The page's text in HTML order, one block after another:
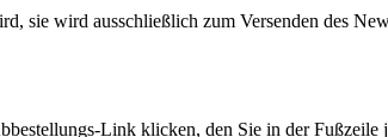
sie wird ausschließlich zum Versenden des
Link klicken, den Sie in der